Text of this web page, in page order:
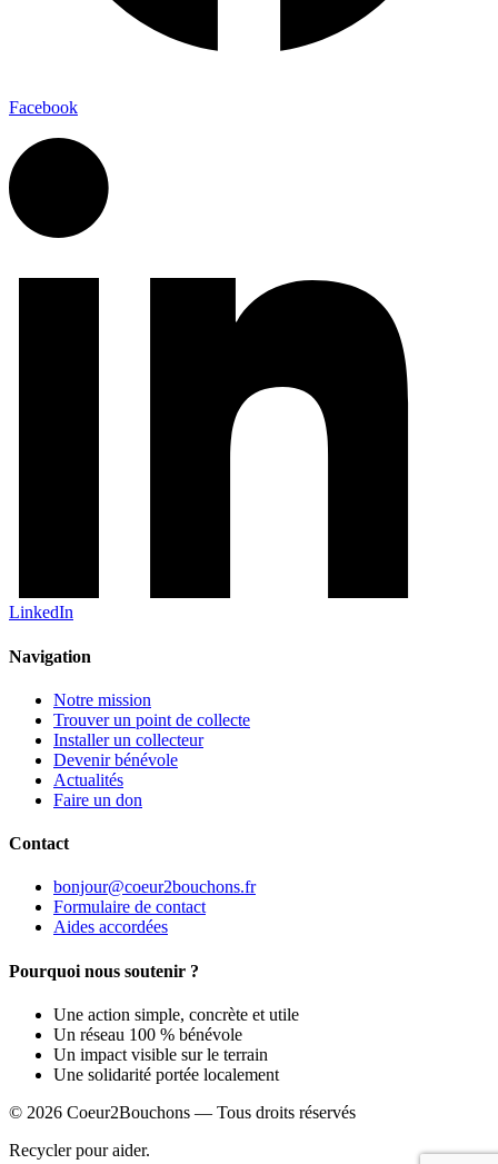
Facebook
LinkedIn
Navigation
Notre mission
Trouver un point de collecte
Installer un collecteur
Devenir bénévole
Actualités
Faire un don
Contact
bonjour@coeur2bouchons.fr
Formulaire de contact
Aides accordées
Pourquoi nous soutenir ?
Une action simple, concrète et utile
Un réseau 100 % bénévole
Un impact visible sur le terrain
Une solidarité portée localement
© 2026 Coeur2Bouchons — Tous droits réservés
Recycler pour aider.